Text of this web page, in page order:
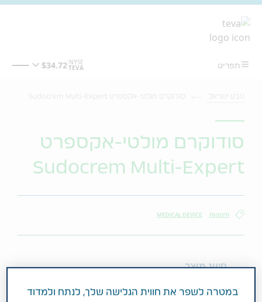
סודוקרם מולטי-אקספרט
Sudocrem Multi-Expert
תינוקות MEDICAL DEVICE
סיווג מוצר
במטרה לשפר את חווית הגלישה שלך, לנתח ולמדוד